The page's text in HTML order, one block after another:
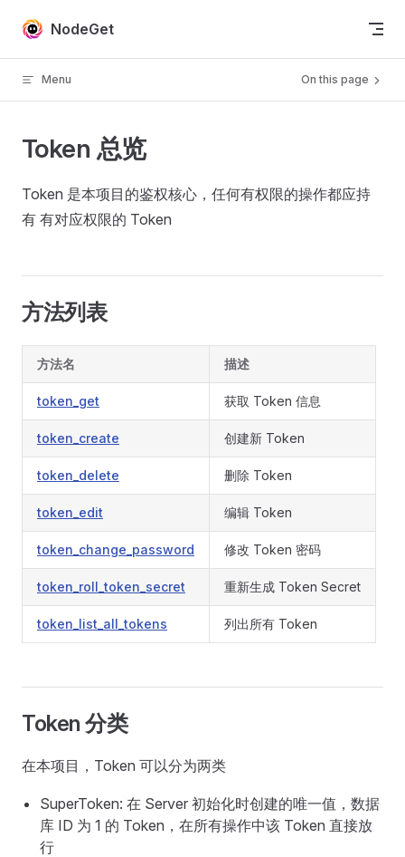
Skip to content
NodeGet
Menu On this page
Token 总览
Token 是本项目的鉴权核心，任何有权限的操作都应持
有 有对应权限的 Token
方法列表
方法名 描述
token_get 获取 Token 信息
token_create 创建新 Token
token_delete 删除 Token
token_edit 编辑 Token
token_change_password 修改 Token 密码
token_roll_token_secret 重新生成 Token Secret
token_list_all_tokens 列出所有 Token
Token 分类
在本项目，Token 可以分为两类
SuperToken: 在 Server 初始化时创建的唯一值，数据
库 ID 为 1 的 Token，在所有操作中该 Token 直接放
行